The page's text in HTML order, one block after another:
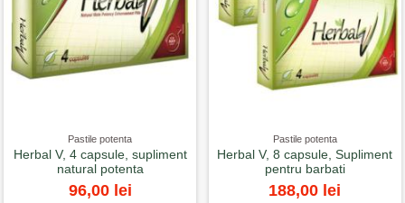
Pastile potenta
Herbal V, 4 capsule, supliment
natural potenta
96,00 lei
Pastile potenta
Herbal V, 8 capsule, Supliment
pentru barbati
188,00 lei